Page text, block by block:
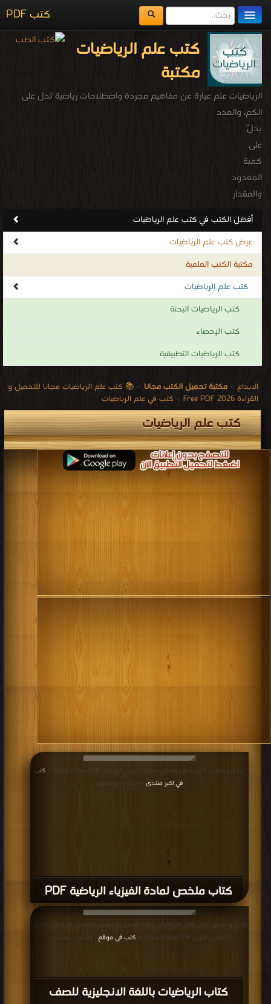
كتب PDF
مكتبة الكتب
المكتبات
يُقرأ حالياً
الفهرس
اضف كتاب
كتب علم الرياضيات
مكتبة
الرياضيات علم عبارة عن مفاهيم مجردة واصطلاحات رياضية تدل على
الكم، والعدد
يدلّ
على
كمية
المعدود
والمقدار
قابل
للزيادة
النقصان
كتب
رياضيات
وفروعها
والهندسة
المثلثات
وكتب
فى
الإحصاء
مجموعة كتب في الرياضيات تصلح للمدرسة والجامعة والثقافة العامة
وهذه الكتب تعدك جيدا في الرياضيات وتنمي قدراتك الحسابية
أفضل الكتب في كتب علم الرياضيات
عرض كتب علم الرياضيات
مكتبة الكتب العلمية
كتب علم الرياضيات
كتب الرياضيات البحتة
كتب الإحصاء
كتب الرياضيات التطبيقية
الابداع > مكتبة تحميل الكتب مجانا > 📚 كتب علم الرياضيات مجانا للتحميل و
القراءة 2026 Free PDF
> كتب في علم الرياضيات
كتب علم الرياضيات
كتاب ملخص لمادة الفيزياء الرياضية PDF
قراءة و تحميل كتاب كتاب ملخص لمادة الفيزياء الرياضية PDF مجانا | مكتبة >
كتب
في اكبر منتدى
| التحميل : مرة/مرات
كتاب الرياضيات باللغة الانجليزية للصف
قراءة و تحميل كتاب كتاب الرياضيات باللغة الانجليزية للصف الخامس الابتدائي الفصل
الدراسي الاول PDF مجانا | مكتبة >
كتب في موقع | التحميل : مرة/مرات